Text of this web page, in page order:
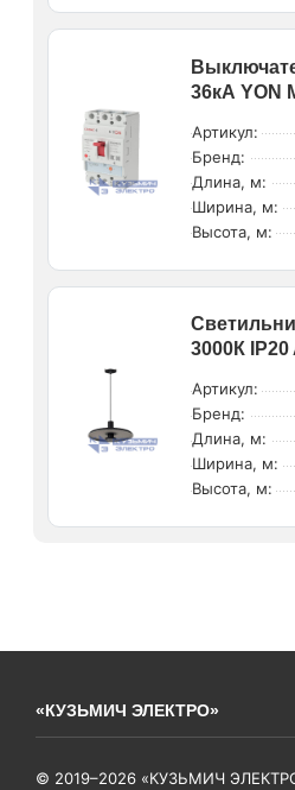
36кА YON
Артикул:
Бренд:
Длина, м:
Ширина, м:
Высота, м:
3000К
Артикул:
Бренд:
Длина, м:
Ширина, м:
Высота, м:
«КУЗЬМИЧ ЭЛЕКТРО»
© 2019–2026 «КУЗЬМИЧ